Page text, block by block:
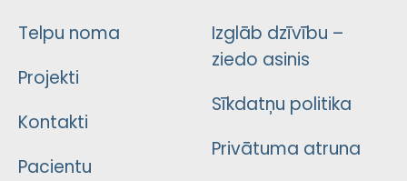
Telpu noma
Projekti
Kontakti
Pacientu
Izglāb dzīvību –
ziedo asinis
Sīkdatņu politika
Privātuma atruna